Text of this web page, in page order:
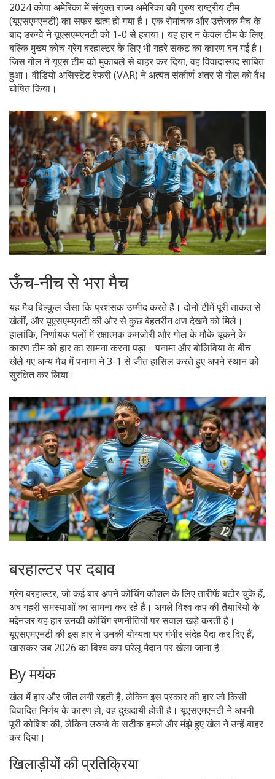
2024 कोपा अमेरिका में संयुक्त राज्य अमेरिका की पुरुष राष्ट्रीय टीम
(यूएसएमएनटी) का सफर खत्म हो गया है। एक रोमांचक और उत्तेजक मैच के
बाद उरुग्वे ने यूएसएमएनटी को 1-0 से हराया। यह हार न केवल टीम के लिए
बल्कि मुख्य कोच ग्रेग बरहाल्टर के लिए भी गहरे संकट का कारण बन गई है।
जिस गोल ने यूएस टीम को मुकाबले से बाहर कर दिया, वह विवादास्पद साबित
हुआ। वीडियो असिस्टेंट रेफरी (VAR) ने अत्यंत संकीर्ण अंतर से गोल को वैध
घोषित किया।
ऊँच-नीच से भरा मैच
यह मैच बिल्कुल जैसा कि प्रशंसक उम्मीद करते हैं। दोनों टीमें पूरी ताकत से
खेलीं, और यूएसएमएनटी की ओर से कुछ बेहतरीन क्षण देखने को मिले।
हालांकि, निर्णायक पलों में रक्षात्मक कमजोरी और गोल के मौके चूकने के
कारण टीम को हार का सामना करना पड़ा। पनामा और बोलिविया के बीच
खेले गए अन्य मैच में पनामा ने 3-1 से जीत हासिल करते हुए अपने स्थान को
सुरक्षित कर लिया।
बरहाल्टर पर दबाव
ग्रेग बरहाल्टर, जो कई बार अपने कोचिंग कौशल के लिए तारीफें बटोर चुके हैं,
अब गहरी समस्याओं का सामना कर रहे हैं। अगले विश्व कप की तैयारियों के
मद्देनजर यह हार उनकी कोचिंग रणनीतियों पर सवाल खड़े करती है।
यूएसएमएनटी की इस हार ने उनकी योग्यता पर गंभीर संदेह पैदा कर दिए हैं,
खासकर जब 2026 का विश्व कप घरेलू मैदान पर खेला जाना है।
By मयंक
खेल में हार और जीत लगी रहती है, लेकिन इस प्रकार की हार जो किसी
विवादित निर्णय के कारण हो, वह दुखदायी होती है। यूएसएमएनटी ने अपनी
पूरी कोशिश की, लेकिन उरुग्वे के सटीक हमले और मंझे हुए खेल ने उन्हें बाहर
कर दिया।
खिलाड़ीयों की प्रतिक्रिया